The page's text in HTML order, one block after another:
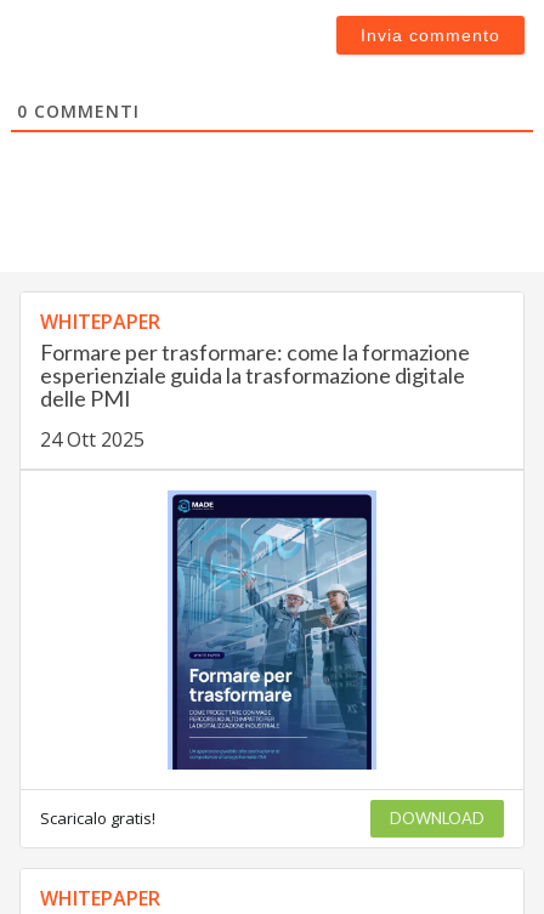
0 COMMENTI
WHITEPAPER
Formare per trasformare: come la formazione
esperienziale guida la trasformazione digitale
delle PMI
24 Ott 2025
Scaricalo gratis! DOWNLOAD
WHITEPAPER